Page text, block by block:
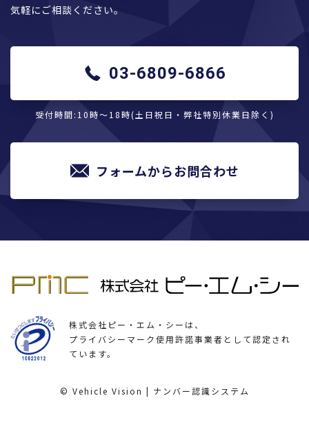
気軽にご相談ください。
03-6809-6866
受付時間:10時〜18時(土日祝日・弊社特別休業日除く)
フォームからお問合わせ
株式会社ピー・エム・シーは、
プライバシーマーク使用許諾事業者として認定され
ています。
© Vehicle Vision | ナンバー認識システム